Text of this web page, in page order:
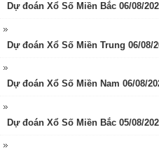
Dự đoán Xổ Số Miền Bắc 06/08/
Dự đoán Xổ Số Miền Trung 06/08/
Dự đoán Xổ Số Miền Nam 06/08/
Dự đoán Xổ Số Miền Bắc 05/08/